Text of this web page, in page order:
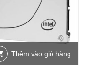
Thêm vào giỏ hàng